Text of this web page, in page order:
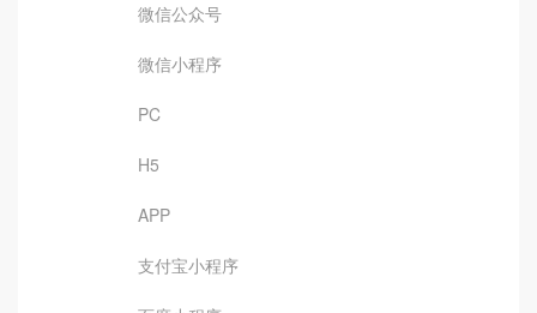
微信公众号
微信小程序
PC
H5
APP
支付宝小程序